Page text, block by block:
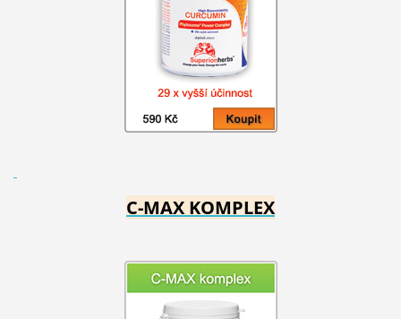
C-MAX KOMPLEX